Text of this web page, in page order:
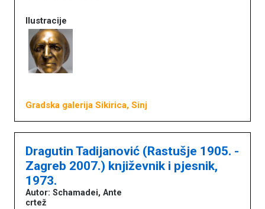
Ilustracije
Gradska galerija Sikirica, Sinj
Dragutin Tadijanović (Rastušje 1905. -
Zagreb 2007.) književnik i pjesnik,
1973.
Autor: Schamadei, Ante
crtež